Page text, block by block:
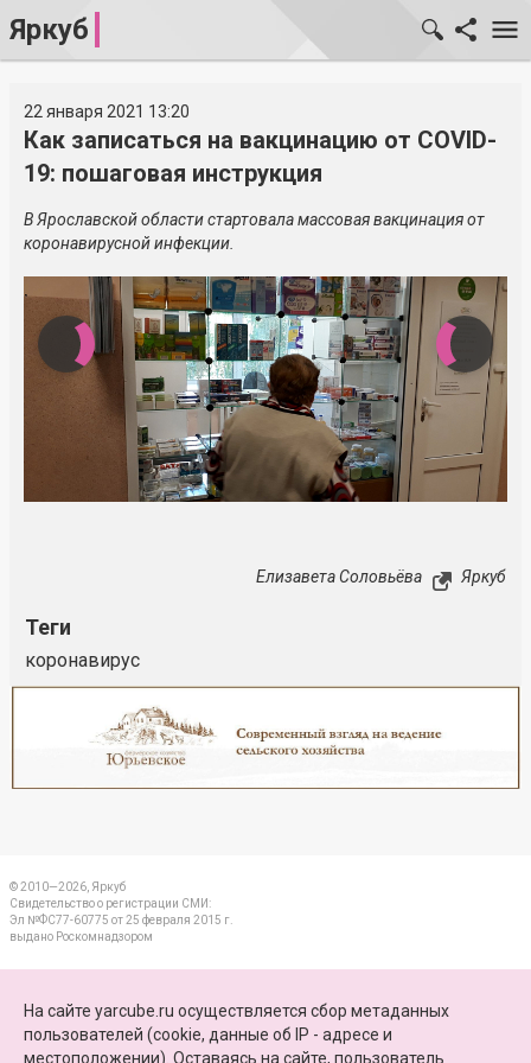
Яркуб
22 января 2021 13:20
Как записаться на вакцинацию от COVID-
19: пошаговая инструкция
В Ярославской области стартовала массовая вакцинация от
коронавирусной инфекции.
Елизавета Соловьёва Яркуб
Теги
коронавирус
© 2010—2026, Яркуб
Свидетельство о регистрации СМИ:
Эл №ФС77-60775 от 25 февраля 2015 г.
выдано Роскомнадзором
ПАРТНЕРЫ
На сайте yarcube.ru осуществляется сбор метаданных
пользователей (cookie, данные об IP - адресе и
местоположении). Оставаясь на сайте, пользователь